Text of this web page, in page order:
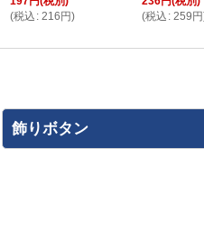
(税込 : 216円)
(税込 : 259円
飾りボタン